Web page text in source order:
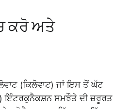
ਕਰੋ ਅਤੇ
(ਕਿਲੋਵਾਟ) ਜਾਂ ਇਸ ਤੋਂ ਘੱਟ
ਇੰਟਰਕੁਨੈਕਸ਼ਨ ਸਮਝੌਤੇ ਦੀ ਜ਼ਰੂਰਤ